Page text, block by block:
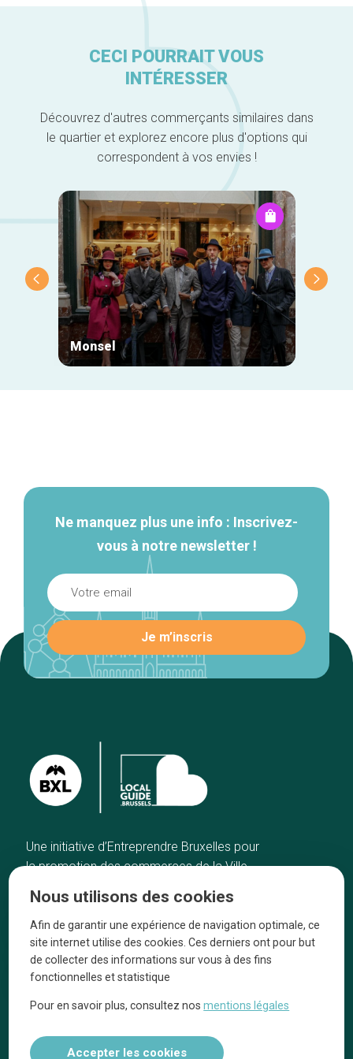
CECI POURRAIT VOUS
INTÉRESSER
Découvrez d'autres commerçants similaires dans
le quartier et explorez encore plus d'options qui
correspondent à vos envies !
Monsel
Ne manquez plus une info : Inscrivez-
vous à notre newsletter !
Une initiative d’Entreprendre Bruxelles pour
la promotion des commerces de la Ville
Accueil
Bonnes adresses
Quartiers
Blog
Tops 10
Artisans
A propos
On parle de nous
Nous utilisons des cookies
Afin de garantir une expérience de navigation optimale, ce
site internet utilise des cookies. Ces derniers ont pour but
de collecter des informations sur vous à des fins
fonctionnelles et statistique
Pour en savoir plus, consultez nosmentions légales
Accepter les cookies